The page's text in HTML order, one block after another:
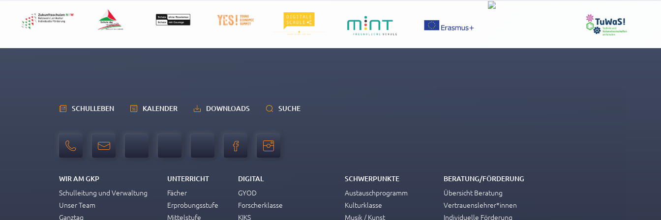
Wir üben in ausgewählten Fächern die digitale Heftführung zum Beispiel mit OneNote mit
einem Apple-Pencil (oder Ähnlichem), trainieren aber bis zum Abitur die analoge Handschrift
Schwerpunkte von Schuljahr zu Schuljahr wechseln.
SCHULLEBEN KALENDER DOWNLOADS SUCHE
WIR AM GKP
Schulleitung und Verwaltung
Unser Team
Ganztag
UNTERRICHT
Fächer
Erprobungsstufe
Mittelstufe
DIGITAL
GYOD
Forscherklasse
KIKS
SCHWERPUNKTE
Austauschprogramm
Kulturklasse
Musik / Kunst
BERATUNG/FÖRDERUNG
Übersicht Beratung
Vertrauenslehrer*innen
Individuelle Förderung